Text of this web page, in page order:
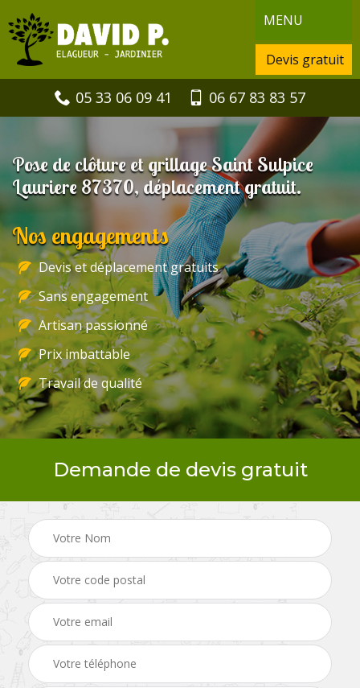
MENU
Devis gratuit
05 33 06 09 41 06 67 83 83 57
Pose de clôture et grillage Saint Sulpice
Lauriere 87370, déplacement gratuit.
Nos engagements
Devis et déplacement gratuits
Sans engagement
Artisan passionné
Prix imbattable
Travail de qualité
Demande de devis gratuit